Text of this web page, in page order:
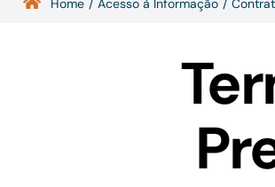
Home Acesso à Informação